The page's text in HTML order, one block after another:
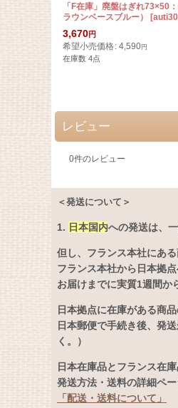
「F在庫」廃盤はぎれ73×50
ラウンベースブルー）
[
3,670円
希望小売価格: 4,590円
在庫数 4点
レビュー
0件のレビュー
＜発送について＞
1. 日本国内への発送は、
但し、フランス本社にあ
フランス本社から日本拠
お届けまでに実質1週間か
日本拠点に在庫がある商
日本郵便で手続き後、発
く。）
日本在庫品とフランス在
発送方法・送料の詳細ペ
「配送・送料について」